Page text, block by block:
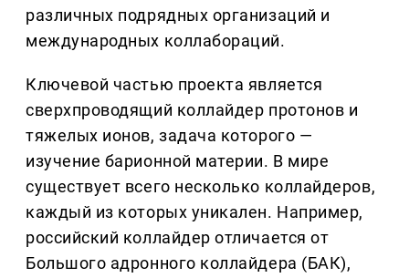
различных подрядных организаций и
международных коллабораций.
Ключевой частью проекта является
сверхпроводящий коллайдер протонов и
тяжелых ионов, задача которого —
изучение барионной материи. В мире
существует всего несколько коллайдеров,
каждый из которых уникален. Например,
российский коллайдер отличается от
Большого адронного коллайдера (БАК),